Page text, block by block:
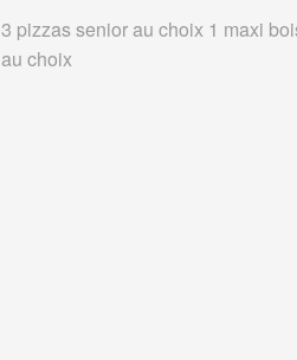
3 pizzas senior au choix 1 maxi
au choix